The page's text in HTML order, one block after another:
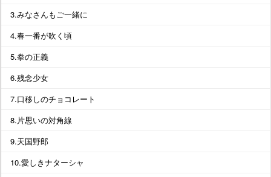
3.みなさんもご一緒に
4.春一番が吹く頃
5.拳の正義
6.残念少女
7.口移しのチョコレート
8.片思いの対角線
9.天国野郎
10.愛しきナターシャ